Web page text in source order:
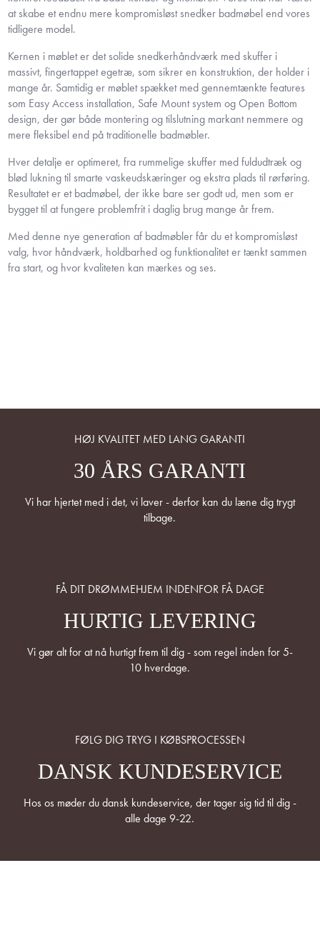
at skabe et endnu mere kompromisløst snedker badmøbel end vores
tidligere model.
Kernen i møblet er det solide snedkerhåndværk med skuffer i
massivt, fingertappet egetræ, som sikrer en konstruktion, der holder i
mange år. Samtidig er møblet spækket med gennemtænkte features
som Easy Access installation, Safe Mount system og Open Bottom
design, der gør både montering og tilslutning markant nemmere og
mere fleksibel end på traditionelle badmøbler.
Hver detalje er optimeret, fra rummelige skuffer med fuldudtræk og
blød lukning til smarte vaskeudskæringer og ekstra plads til rørføring.
Resultatet er et badmøbel, der ikke bare ser godt ud, men som er
bygget til at fungere problemfrit i daglig brug mange år frem.
Med denne nye generation af badmøbler får du et kompromisløst
valg, hvor håndværk, holdbarhed og funktionalitet er tænkt sammen
fra start, og hvor kvaliteten kan mærkes og ses.
HØJ KVALITET MED LANG GARANTI
30 ÅRS GARANTI
Vi har hjertet med i det, vi laver - derfor kan du læne dig trygt
tilbage.
FÅ DIT DRØMMEHJEM INDENFOR FÅ DAGE
HURTIG LEVERING
Vi gør alt for at nå hurtigt frem til dig - som regel inden for 5-
10 hverdage.
FØLG DIG TRYG I KØBSPROCESSEN
DANSK KUNDESERVICE
Hos os møder du dansk kundeservice, der tager sig tid til dig -
alle dage 9-22.